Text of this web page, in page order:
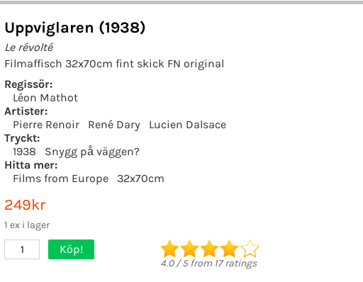
Uppviglaren (1938)
Le révolté
Filmaffisch 32x70cm fint skick FN original
Regissör:
Léon Mathot
Artister:
Pierre Renoir
René Dary
Lucien Dalsace
Tryckt:
1938
Snygg på väggen?
Hitta mer:
Films from Europe
32x70cm
249kr
1 ex i lager
1 Köp!
4.0/5from 17ratings